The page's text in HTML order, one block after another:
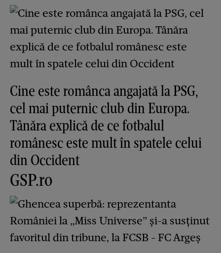
Cine este românca angajată la PSG,
cel mai puternic club din Europa.
Tânăra explică de ce fotbalul
românesc este mult în spatele celui
din Occident
GSP.ro